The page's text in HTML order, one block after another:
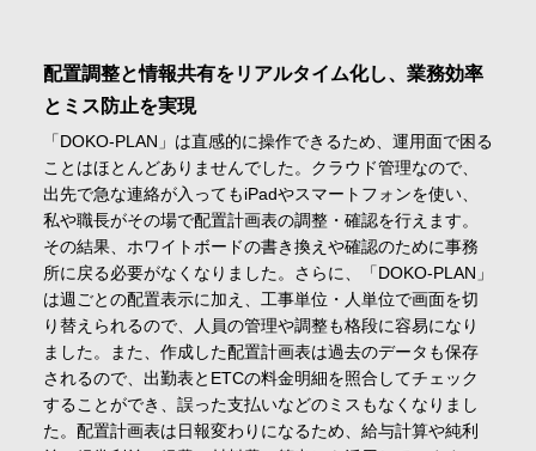
配置調整と情報共有をリアルタイム化し、業務効率
とミス防止を実現
「DOKO-PLAN」は直感的に操作できるため、運用面で困る
ことはほとんどありませんでした。クラウド管理なので、
出先で急な連絡が入ってもiPadやスマートフォンを使い、
私や職長がその場で配置計画表の調整・確認を行えます。
その結果、ホワイトボードの書き換えや確認のために事務
所に戻る必要がなくなりました。さらに、「DOKO-PLAN」
は週ごとの配置表示に加え、工事単位・人単位で画面を切
り替えられるので、人員の管理や調整も格段に容易になり
ました。また、作成した配置計画表は過去のデータも保存
されるので、出勤表とETCの料金明細を照合してチェック
することができ、誤った支払いなどのミスもなくなりまし
た。配置計画表は日報変わりになるため、給与計算や純利